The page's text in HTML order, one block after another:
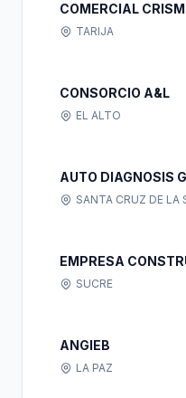
COMERCIAL
TARIJA
CONSORCIO A&L
EL ALTO
AUTO DIAGNOSIS
SANTA CRUZ DE LA
EMPRESA
SUCRE
ANGIEB
LA PAZ